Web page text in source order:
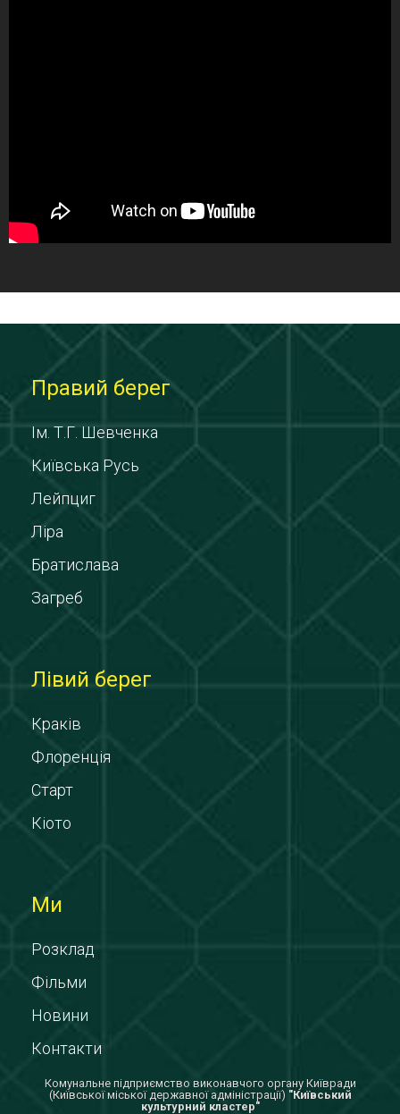
Правий берег
Ім. Т.Г. Шевченка
Київська Русь
Лейпциг
Ліра
Братислава
Загреб
Лівий берег
Краків
Флоренція
Старт
Кіото
Ми
Розклад
Фільми
Новини
Контакти
Комунальне підприємство виконавчого органу Київради
(Київської міської державної адміністрації) "Київський
культурний кластер"